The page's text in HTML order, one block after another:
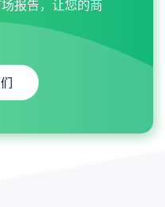
报告，让您的商